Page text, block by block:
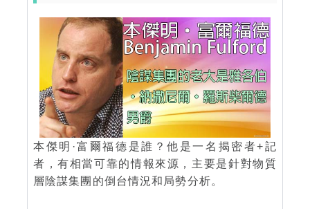
本傑明·富爾福德是誰？他是一名揭密者+記
者，有相當可靠的情報來源，主要是針對物質
層陰謀集團的倒台情況和局勢分析。